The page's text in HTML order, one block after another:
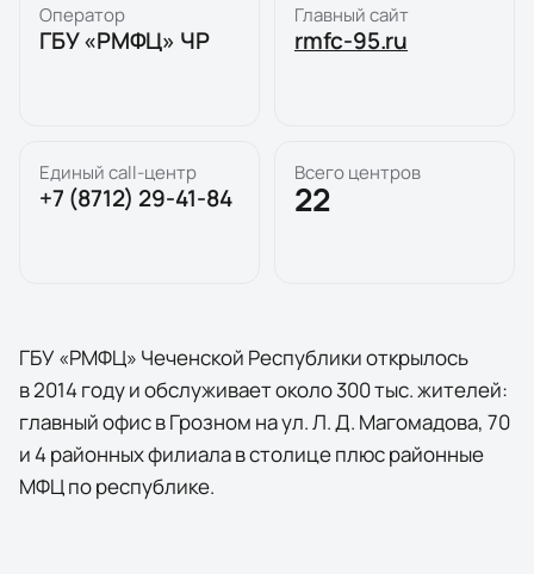
Оператор
ГБУ «РМФЦ» ЧР
Главный сайт
rmfc-95.ru
Единый call-центр
+7 (8712) 29-41-84
Всего центров
22
ГБУ «РМФЦ» Чеченской Республики открылось
в 2014 году и обслуживает около 300 тыс. жителей:
главный офис в Грозном на ул. Л. Д. Магомадова, 70
и 4 районных филиала в столице плюс районные
МФЦ по республике.